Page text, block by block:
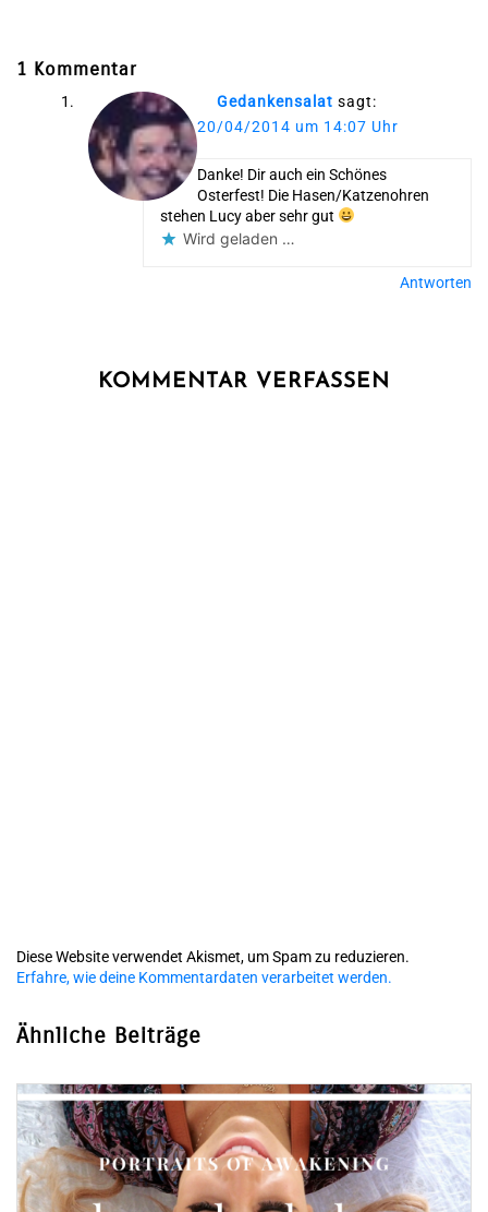
1 Kommentar
Gedankensalat sagt:
20/04/2014 um 14:07 Uhr
Danke! Dir auch ein Schönes
Osterfest! Die Hasen/Katzenohren
stehen Lucy aber sehr gut
Wird geladen …
Antworten
KOMMENTAR VERFASSEN
Diese Website verwendet Akismet, um Spam zu reduzieren.
Erfahre, wie deine Kommentardaten verarbeitet werden.
Ähnliche Beiträge